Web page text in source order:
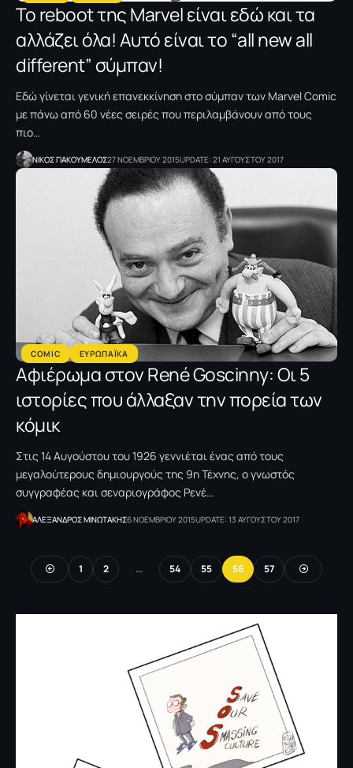
Το reboot της Marvel είναι εδώ και τα
αλλάζει όλα! Αυτό είναι το “all new all
different” σύμπαν!
Eδώ γίνεται γενική επανεκκίνηση στο σύμπαν των Marvel Comic
με πάνω από 60 νέες σειρές που περιλαμβάνουν από τους
πιο…
NΙΚΟΣ ΓΙΑΚΟΥΜΕΛΟΣ27 ΝΟΕΜΒΡΙΟΥ 2015UPDATE: 21 ΑΥΓΟΥΣΤΟΥ 2017
COMIC ΕΥΡΩΠΑΪΚΑ
Αφιέρωμα στον René Goscinny: Οι 5
ιστορίες που άλλαξαν την πορεία των
κόμικ
Στις 14 Αυγούστου του 1926 γεννιέται ένας από τους
μεγαλούτερους δημιουργούς της 9η Τέχνης, ο γνωστός
συγγραφέας και σεναριογράφος Ρενέ…
ΑΛΕΞΑΝΔΡΟΣ ΜΙΝΩΤΑΚΗΣ6 ΝΟΕΜΒΡΙΟΥ 2015UPDATE: 13 ΑΥΓΟΥΣΤΟΥ 2017
1 2 … 54 55 56 57